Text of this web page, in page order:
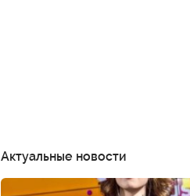
Актуальные новости